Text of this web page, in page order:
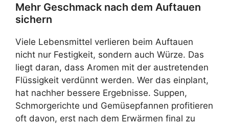
Mehr Geschmack nach dem Auftauen
sichern
Viele Lebensmittel verlieren beim Auftauen
nicht nur Festigkeit, sondern auch Würze. Das
liegt daran, dass Aromen mit der austretenden
Flüssigkeit verdünnt werden. Wer das einplant,
hat nachher bessere Ergebnisse. Suppen,
Schmorgerichte und Gemüsepfannen profitieren
oft davon, erst nach dem Erwärmen final zu